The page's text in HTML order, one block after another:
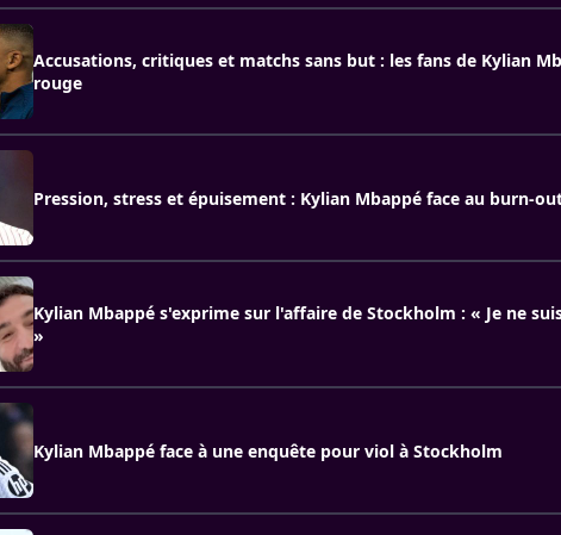
Accusations, critiques et matchs sans but : les fans de Kylian
rouge
Pression, stress et épuisement : Kylian Mbappé face au burn-
Kylian Mbappé s'exprime sur l'affaire de Stockholm : « Je ne
»
Kylian Mbappé face à une enquête pour viol à Stockholm